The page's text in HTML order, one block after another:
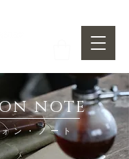
NOTE
ン・ノート